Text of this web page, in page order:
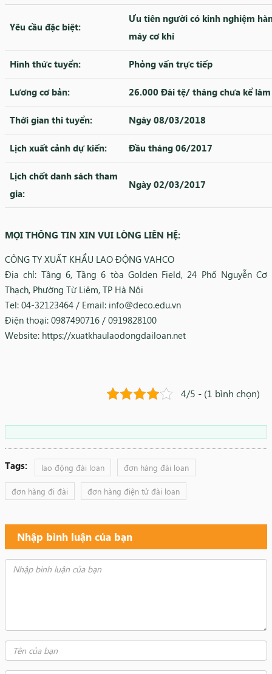
Yêu cầu đặc biệt:
Ưu tiên người có kinh nghiệm
máy cơ khí
Hình thức tuyển: Phỏng vấn trực tiếp
Lương cơ bản: 26.000 Đài tệ/ tháng chưa kể
Thời gian thi tuyển: Ngày 08/03/2018
Lịch xuất cảnh dự kiến: Đầu tháng 06/2017
Lịch chốt danh sách tham
gia:
Ngày 02/03/2017
MỌI THÔNG TIN XIN VUI LÒNG LIÊN HỆ:
CÔNG TY XUẤT KHẨU LAO ĐỘNG VAHCO
Địa chỉ: Tầng 6, Tầng 6 tòa Golden Field, 24 Phố Nguyễn Cơ
Thạch, Phường Từ Liêm, TP Hà Nội
Tel: 04-32123464 / Email: info@deco.edu.vn
Điện thoại: 0987490716 / 0919828100
Website: https://xuatkhaulaodongdailoan.net
4/5 - (1 bình chọn)
Tags: lao động đài loan đơn hàng đài loan
đơn hàng đi đài đơn hàng điện tử đài loan
Nhập bình luận của bạn